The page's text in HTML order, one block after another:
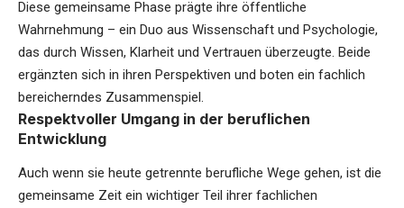
Diese gemeinsame Phase prägte ihre öffentliche
Wahrnehmung – ein Duo aus Wissenschaft und Psychologie,
das durch Wissen, Klarheit und Vertrauen überzeugte. Beide
ergänzten sich in ihren Perspektiven und boten ein fachlich
bereicherndes Zusammenspiel.
Respektvoller Umgang in der beruflichen
Entwicklung
Auch wenn sie heute getrennte berufliche Wege gehen, ist die
gemeinsame Zeit ein wichtiger Teil ihrer fachlichen